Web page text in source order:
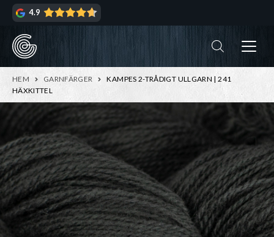
Hoppa
navigering
Hoppa
innehåll
4.9
HEM GARNFÄRGER
KAMPES 2-TRÅDIGT ULLGARN | 241
HÄXKITTEL